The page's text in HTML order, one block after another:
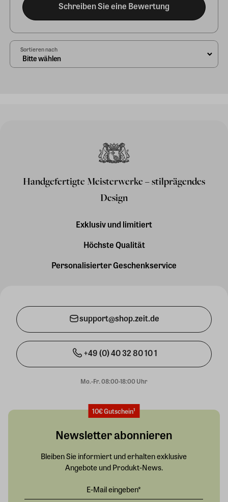
Schreiben Sie eine Bewertung
Sortieren nach
Handgefertigte Meisterwerke – stilprägendes
Design
Exklusiv und limitiert
Höchste Qualität
Personalisierter Geschenkservice
support@shop.zeit.de
+49 (0) 40 32 80 10 1
Mo.-Fr. 08:00-18:00 Uhr
10€ Gutschein¹
Newsletter abonnieren
Bleiben Sie informiert und erhalten exklusive
Angebote und Produkt-News.